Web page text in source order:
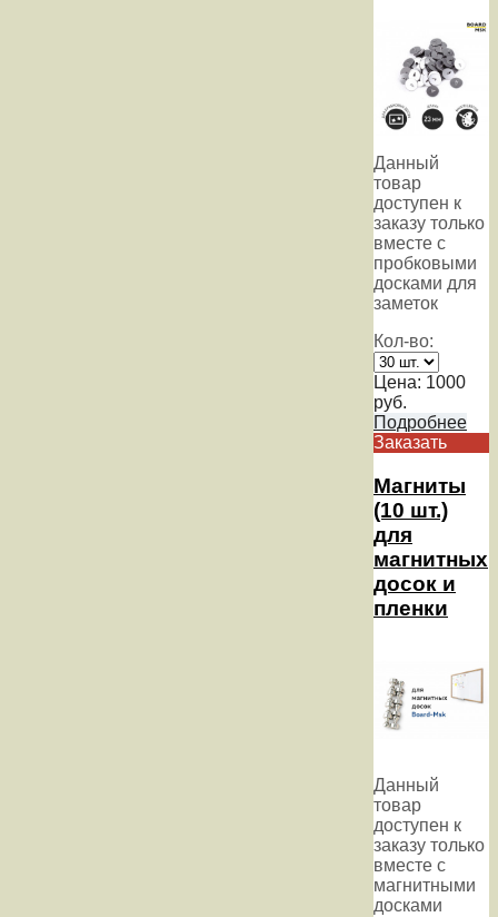
Данный
товар
доступен к
заказу только
вместе с
пробковыми
досками для
заметок
Кол-во:
Цена: 1000
руб.
Подробнее
Заказать
Магниты
(10 шт.)
для
магнитных
досок и
пленки
Данный
товар
доступен к
заказу только
вместе с
магнитными
досками